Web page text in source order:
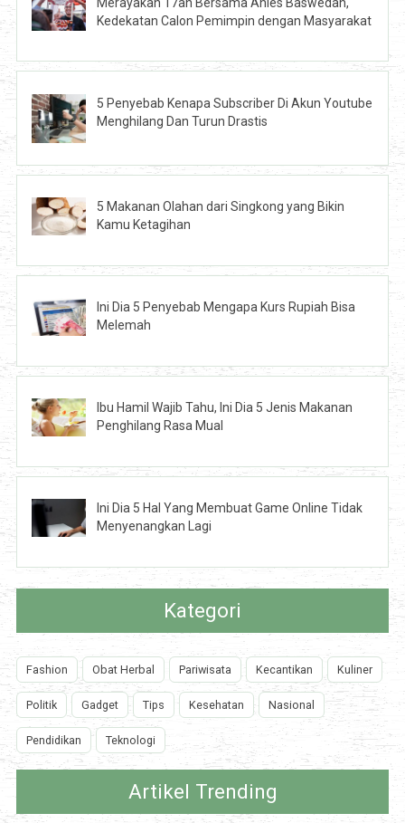
Kedekatan Calon Pemimpin dengan Masyarakat
5 Penyebab Kenapa Subscriber Di Akun Youtube
Menghilang Dan Turun Drastis
5 Makanan Olahan dari Singkong yang Bikin
Kamu Ketagihan
Ini Dia 5 Penyebab Mengapa Kurs Rupiah Bisa
Melemah
Ibu Hamil Wajib Tahu, Ini Dia 5 Jenis Makanan
Penghilang Rasa Mual
Ini Dia 5 Hal Yang Membuat Game Online Tidak
Menyenangkan Lagi
Kategori
Fashion Obat Herbal Pariwisata Kecantikan Kuliner
Politik Gadget Tips Kesehatan Nasional
Pendidikan Teknologi
Artikel Trending